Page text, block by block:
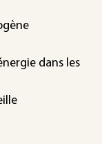
dans les